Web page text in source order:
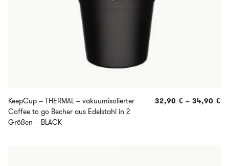
KeepCup – THERMAL – vakuumisolierter
Coffee to go Becher aus Edelstahl in 2
Größen – BLACK
32,90 € – 34,90 €